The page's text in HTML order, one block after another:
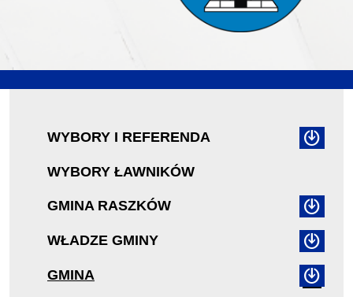
WYBORY I REFERENDA
WYBORY ŁAWNIKÓW
GMINA RASZKÓW
WŁADZE GMINY
GMINA